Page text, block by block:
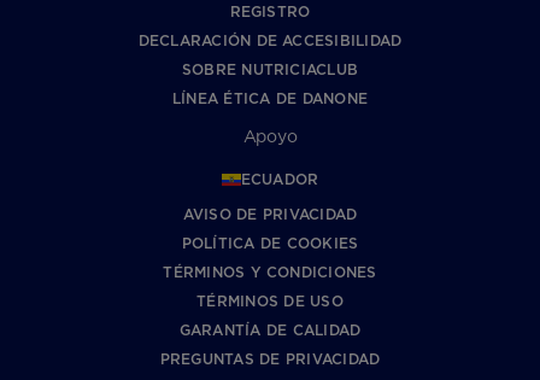
REGISTRO
DECLARACIÓN DE ACCESIBILIDAD
SOBRE NUTRICIACLUB
LÍNEA ÉTICA DE DANONE
Apoyo
ECUADOR
AVISO DE PRIVACIDAD
POLÍTICA DE COOKIES
TÉRMINOS Y CONDICIONES
TÉRMINOS DE USO
GARANTÍA DE CALIDAD
PREGUNTAS DE PRIVACIDAD